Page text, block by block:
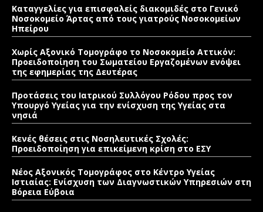
Καταγγελίες για επισφαλείς διακομιδές στο Γενικό
Νοσοκομείο Άρτας από τους γιατρούς Νοσοκομείων
Ηπείρου
Χωρίς Αξονικό Τομογράφο το Νοσοκομείο Αττικόν:
Προειδοποίηση του Σωματείου Εργαζομένων ενόψει
της εφημερίας της Δευτέρας
Προτάσεις του Ιατρικού Συλλόγου Ρόδου προς τον
Υπουργό Υγείας για την ενίσχυση της Υγείας στα
νησιά
Κενές θέσεις στις Νοσηλευτικές Σχολές:
Προειδοποίηση για επικείμενη κρίση στο ΕΣΥ
Νέος Αξονικός Τομογράφος στο Κέντρο Υγείας
Ιστιαίας: Ενίσχυση των Διαγνωστικών Υπηρεσιών στη
Βόρεια Εύβοια